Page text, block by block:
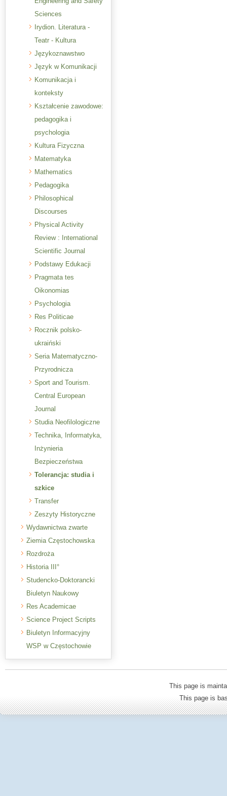
Sciences
Irydion. Literatura -
Teatr - Kultura
Językoznawstwo
Język w Komunikacji
Komunikacja i
konteksty
Kształcenie zawodowe:
pedagogika i
psychologia
Kultura Fizyczna
Matematyka
Mathematics
Pedagogika
Philosophical
Discourses
Physical Activity
Review : International
Scientific Journal
Podstawy Edukacji
Pragmata tes
Oikonomias
Psychologia
Res Politicae
Rocznik polsko-
ukraiński
Seria Matematyczno-
Przyrodnicza
Sport and Tourism.
Central European
Journal
Studia Neofilologiczne
Technika, Informatyka,
Inżynieria
Bezpieczeństwa
Tolerancja: studia i
szkice
Transfer
Zeszyty Historyczne
Wydawnictwa zwarte
Ziemia Częstochowska
Rozdroża
Historia III°
Studencko-Doktorancki
Biuletyn Naukowy
Res Academicae
Science Project Scripts
Biuletyn Informacyjny
WSP w Częstochowie
This page is
This page is